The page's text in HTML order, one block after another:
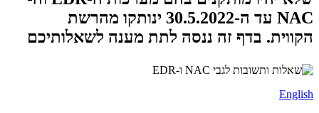
NAC עד ה-30.5.2022 ינותקו מהרשת
הקווית. בדף זה ננסה לתת מענה לשאלותיכם
English